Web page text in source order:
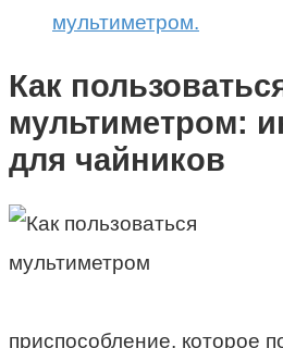
мультиметром.
Как
мультиметром:
для чайников
приспособление, которое